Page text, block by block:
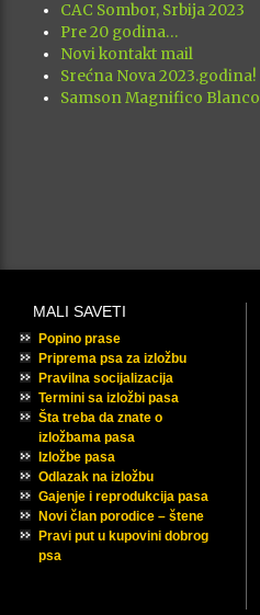
CAC Sombor, Srbija 2023
Pre 20 godina…
Novi kontakt mail
Srećna Nova 2023.godina!
Samson Magnifico Blanco
MALI SAVETI
Popino prase
Priprema psa za izložbu
Pravilna socijalizacija
Termini sa izložbi pasa
Šta treba da znate o
izložbama pasa
Izložbe pasa
Odlazak na izložbu
Gajenje i reprodukcija pasa
Novi član porodice – štene
Pravi put u kupovini dobrog
psa